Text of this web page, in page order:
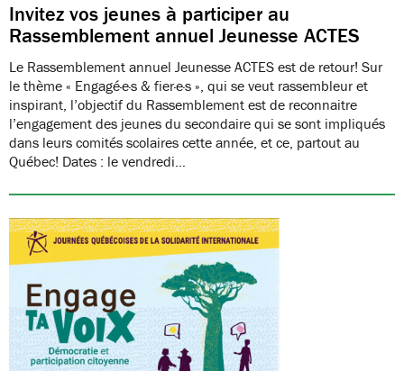
Invitez vos jeunes à participer au
Rassemblement annuel Jeunesse ACTES
Le Rassemblement annuel Jeunesse ACTES est de retour! Sur
le thème « Engagé·e·s & fier·e·s », qui se veut rassembleur et
inspirant, l’objectif du Rassemblement est de reconnaitre
l’engagement des jeunes du secondaire qui se sont impliqués
dans leurs comités scolaires cette année, et ce, partout au
Québec! Dates : le vendredi…